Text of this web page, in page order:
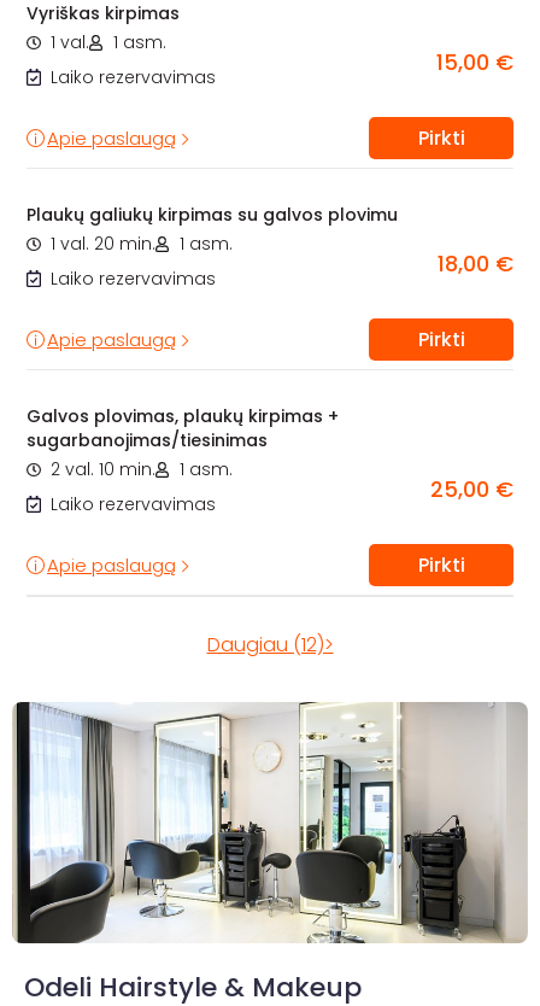
Vyriškas kirpimas
1 val.
1 asm.
Laiko rezervavimas
15,00 €
Apie paslaugą Pirkti
Plaukų galiukų kirpimas su galvos plovimu
1 val. 20 min.
1 asm.
Laiko rezervavimas
18,00 €
Apie paslaugą Pirkti
Galvos plovimas, plaukų kirpimas +
sugarbanojimas/tiesinimas
2 val. 10 min.
1 asm.
Laiko rezervavimas
25,00 €
Apie paslaugą Pirkti
Daugiau (12)>
Odeli Hairstyle & Makeup